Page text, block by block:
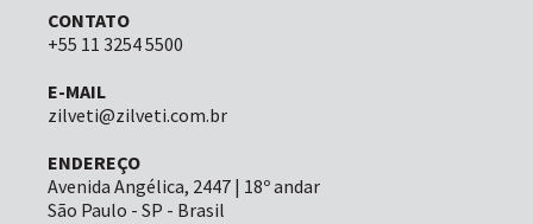
CONTATO
+55 11 3254 5500
E-MAIL
zilveti@zilveti.com.br
ENDEREÇO
Avenida Angélica, 2447 | 18º andar
São Paulo - SP - Brasil